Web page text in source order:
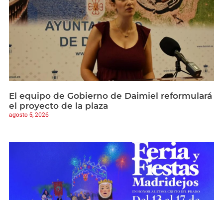
El equipo de Gobierno de Daimiel reformulará
el proyecto de la plaza
agosto 5, 2026